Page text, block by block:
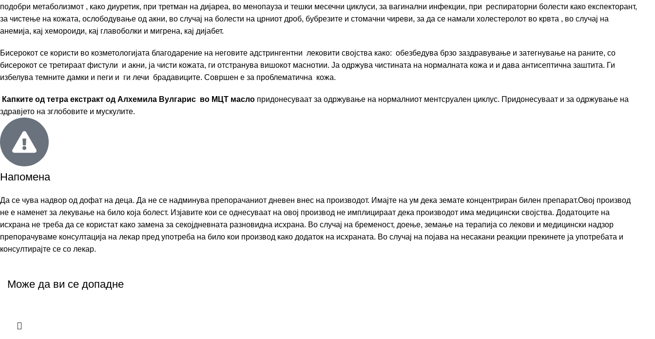
подобри метаболизмот , како диуретик, при третман на дијареа, во менопауза и тешки месечни циклуси, за вагинални инфекции, при респираторни болести како експекторант,
за чистење на кожата, ослободување од акни, во случај на болести на црниот дроб, бубрезите и стомачни чиреви, за да се намали холестеролот во крвта , во случај на
анемија, кај хемороиди, кај главоболки и мигрена, кај дијабет.
Бисерокот се користи во козметологијата благодарение на неговите адстрингентни лековити својства како: oбезбедува брзо заздравување и затегнување на раните, со
бисерокот се третираат фистули и акни, ја чисти кожата, ги отстранува вишокот маснотии. Ја одржува чистината на нормалната кожа и и дава антисептична заштита. Ги
избелува темните дамки и пеги и ги лечи брадавиците. Совршен е за проблематична кожа.
Капките од тетра екстракт од Алхемила Вулгарис во МЦТ масло придонесуваат за одржување на нормалниот ментсруален циклус. Придонесуваат и за одржување на
здравјето на зглобовите и мускулите.
Напомена
Да се чува надвор од дофат на деца. Да не се надминува препорачаниот дневен внес на производот. Имајте на ум дека земате концентриран билен препарат.Овој производ
не е наменет за лекување на било која болест. Изјавите кои се однесуваат на овој производ не имплицираат дека производот има медицински својства. Додатоците на
исхрана не треба да се користат како замена за секојдневната разновидна исхрана. Во случај на бременост, доење, земање на терапија со лекови и медицински надзор
препорачуваме консултација на лекар пред употреба на било кои производ како додаток на исхраната. Во случај на појава на несакани реакции прекинете ја употребата и
консултирајте се со лекар.
Може да ви се допадне